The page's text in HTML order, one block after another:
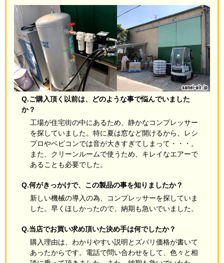
Q.ご購入頂く以前は、どのような事で悩んでいました
か？
工場が住宅街の中にあるため、静かなコンプレッサー
を探していました。特に夏は窓など開けるから、レシ
プロやベビコンでは音が大きすぎてしまって・・・。
また、クリーンルームで使うため、キレイなエアーで
あることも必要でした。
Q.何がきっかけで、この製品の事を知りましたか？
新しい機械の導入の為、コンプレッサーを探していま
した。早くほしかったので、納期も急いでいました。
Q.当店でお買い求め頂いた決め手は何でしたか？
購入理由は、わかりやすい説明とズバリ価格が書いて
あったからです。電話で問い合わせをして、色々と相